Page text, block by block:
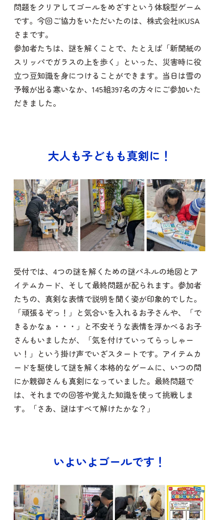
問題をクリアしてゴールをめざすという体験型ゲーム
です。今回ご協力をいただいたのは、株式会社IKUSA
さまです。
参加者たちは、謎を解くことで、たとえば「新聞紙の
スリッパでガラスの上を歩く」といった、災害時に役
立つ豆知識を身につけることができます。当日は雪の
予報が出る寒いなか、145組397名の方々にご参加いた
だきました。
大人も子どもも真剣に！
受付では、4つの謎を解くための謎パネルの地図とア
イテムカード、そして最終問題が配られます。参加者
たちの、真剣な表情で説明を聞く姿が印象的でした。
「頑張るぞっ！」と気合いを入れるお子さんや、「で
きるかなぁ・・・」と不安そうな表情を浮かべるお子
さんもいましたが、「気を付けていってらっしゃー
い！」という掛け声でいざスタートです。アイテムカ
ードを駆使して謎を解く本格的なゲームに、いつの間
にか親御さんも真剣になっていました。最終問題で
は、それまでの回答や覚えた知識を使って挑戦しま
す。「さあ、謎はすべて解けたかな？」
いよいよゴールです！